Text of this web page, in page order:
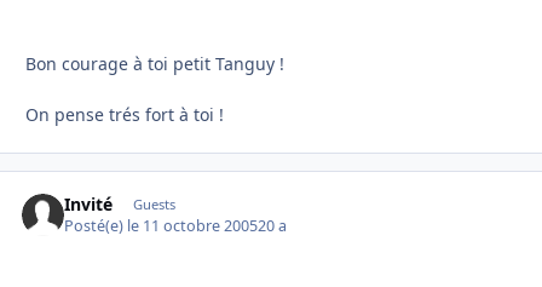
Bon courage à toi petit Tanguy !
On pense trés fort à toi !
Invité Guests
Posté(e) le 11 octobre 200520 a